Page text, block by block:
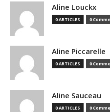
Aline Louckx
0 ARTICLES 0
Aline Piccarelle
0 ARTICLES 0
Aline Sauceau
0 ARTICLES 0